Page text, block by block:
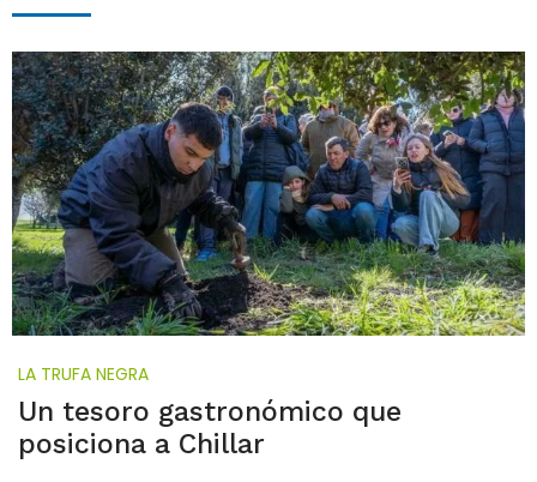
LA TRUFA NEGRA
Un tesoro gastronómico que
posiciona a Chillar